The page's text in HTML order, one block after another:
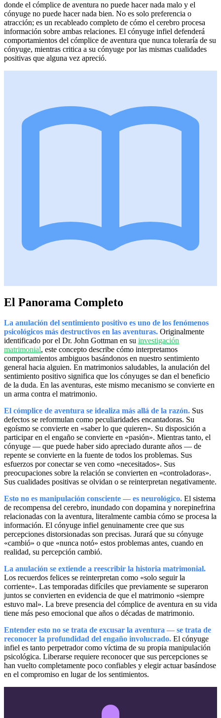
donde el cómplice de aventura no puede hacer nada malo y el
cónyuge no puede hacer nada bien. No es solo preferencia o
atracción; es un recableado completo de cómo el cerebro procesa
información sobre ambas relaciones. El cónyuge infiel defenderá
comportamientos del cómplice de aventura que nunca toleraría de su
cónyuge, mientras critica a su cónyuge por las mismas cualidades
positivas que alguna vez apreció.
El Panorama Completo
La anulación del sentimiento positivo es uno de los fenómenos
psicológicos más destructivos en las aventuras. Originalmente
identificado por el Dr. John Gottman en su investigación
matrimonial, este concepto describe cómo interpretamos
comportamientos ambiguos basándonos en nuestro sentimiento
general hacia alguien. En matrimonios saludables, la anulación del
sentimiento positivo significa que los cónyuges se dan el beneficio
de la duda. En las aventuras, este mismo mecanismo se convierte en
un arma contra el matrimonio.
El cómplice de aventura se idealiza más allá de la razón. Sus
defectos se reformulan como peculiaridades encantadoras. Su
egoísmo se convierte en «saber lo que quieren». Su disposición a
participar en el engaño se convierte en «pasión». Mientras tanto, el
cónyuge — que puede haber sido apreciado durante años — de
repente se convierte en la fuente de todos los problemas. Sus
esfuerzos por conectar se ven como «necesitados». Sus
preocupaciones sobre la relación se convierten en «controladoras».
Sus cualidades positivas se olvidan o se reinterpretan negativamente.
Esto no es manipulación consciente — es neurológico. El sistema
de recompensa del cerebro, inundado con dopamina y norepinefrina
relacionadas con la aventura, literalmente cambia cómo se procesa la
información. El cónyuge infiel genuinamente cree que sus
percepciones distorsionadas son precisas. Jurará que su cónyuge
«cambió» o que «nunca notó» estos problemas antes, cuando en
realidad, su percepción cambió.
La anulación se extiende a reescribir la historia matrimonial.
Los recuerdos felices se reinterpretan como «solo seguir la
corriente». Las temporadas difíciles que previamente se superaron
juntos se convierten en evidencia de que el matrimonio «siempre
estuvo mal». La breve presencia del cómplice de aventura en su vida
tiene más peso emocional que años o décadas de matrimonio.
Entender esto no se trata de excusar la aventura — se trata de
reconocer la profundidad del engaño involucrado. El cónyuge
infiel es tanto perpetrador como víctima de su propia manipulación
psicológica. Liberarse requiere reconocer que sus percepciones se
han vuelto completamente poco confiables y elegir actuar basándose
en el compromiso en lugar de los sentimientos.